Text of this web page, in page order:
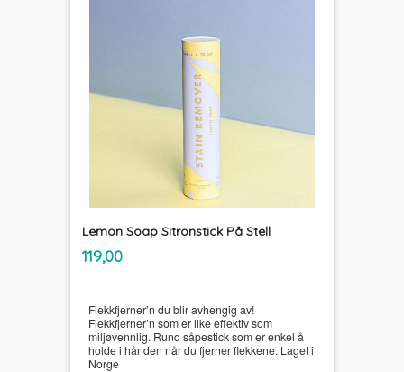
Lemon Soap Sitronstick På Stell
Pris
119,00inkl.
mva.
Flekkfjerner’n du blir avhengig av!
Flekkfjerner’n som er like effektiv som
miljøvennlig. Rund såpestick som er enkel å
holde i hånden når du fjerner flekkene. Laget i
Norge